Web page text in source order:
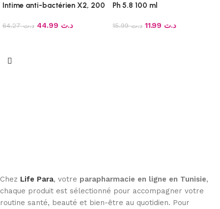
Intime anti-bactérien X2, 200
د.ت64.27 د.ت
Ph 5.8 100 ml
د.ت15.99 د.ت
Chez Life Para, votre parapharmacie en ligne en Tunisie,
chaque produit est sélectionné pour accompagner votre
routine santé, beauté et bien-être au quotidien. Pour